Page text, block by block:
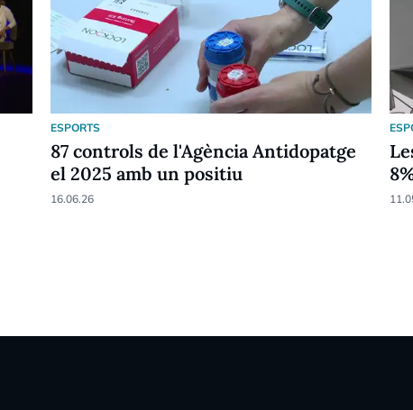
ESPORTS
87 controls de l'Agència Antidopatge
el 2025 amb un positiu
16.06.26